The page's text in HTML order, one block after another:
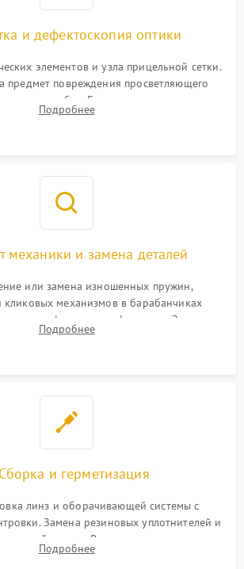
и дефектоскопия оптики
элементов и узла прицельной сетки.
предмет повреждения просветляющего
грибка. Бережная очистка стекол
Проверка целостности гравированной
Подробнее
механики и замена деталей
или замена изношенных пружин,
кликовых механизмов в барабанчиках
люфтов в трансфокаторе. Замена
разбитой сетки или восстановление
Подробнее
и герметизация
линз и оборачивающей системы с
Замена резиновых уплотнителей и
смазки. Вакуумирование корпуса
его осушенным азотом или аргоном для
Подробнее